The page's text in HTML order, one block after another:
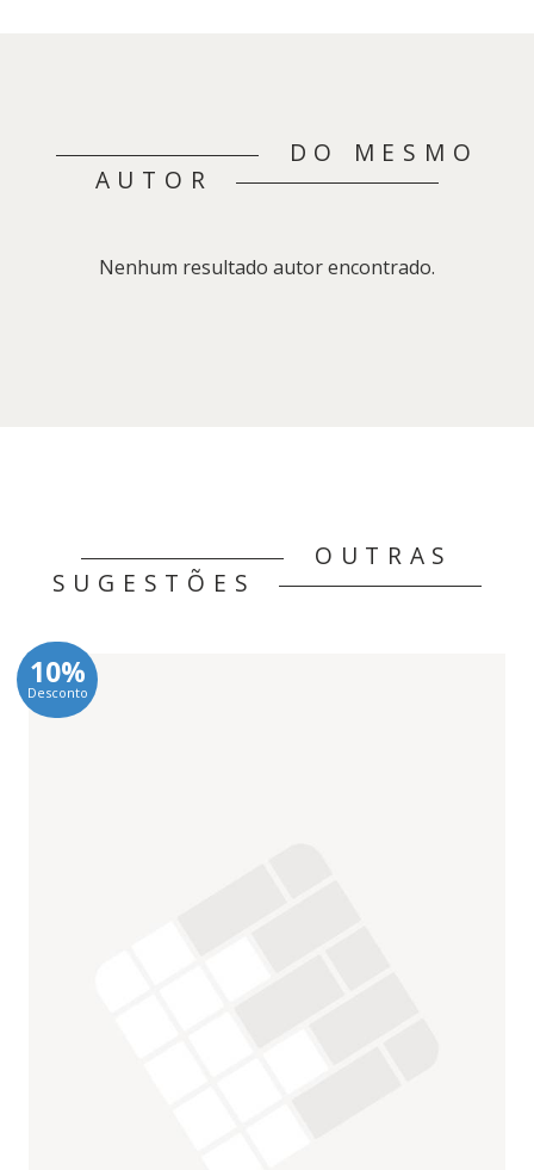
DO MESMO
AUTOR
Nenhum resultado autor encontrado.
OUTRAS
SUGESTÕES
10%
Desconto